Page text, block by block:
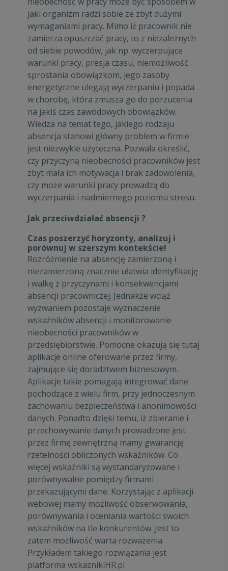
jaki organizm radzi sobie ze zbyt dużymi
wymaganiami pracy. Mimo iż pracownik nie
zamierza opuszczać pracy, to z niezależnych
od siebie powodów, jak np. wyczerpujące
warunki pracy, presja czasu, niemożliwość
sprostania obowiązkom, jego zasoby
energetyczne ulegają wyczerpaniu i popada
w chorobę, która zmusza go do porzucenia
na jakiś czas zawodowych obowiązków.
Wiedza na temat tego, jakiego rodzaju
absencja stanowi główny problem w firmie
jest niezwykle użyteczna. Pozwala określić,
czy przyczyną nieobecności pracowników jest
zbyt mała ich motywacja i brak zadowolenia,
czy może warunki pracy prowadzą do
wyczerpania i nadmiernego poziomu stresu.
Jak przeciwdziałać absencji ?
Czas poszerzyć horyzonty, analizuj i
porównuj w szerszym kontekście!
Rozróżnienie na absencję zamierzoną i
niezamierzoną znacznie ułatwia identyfikację
i walkę z przyczynami i konsekwencjami
absencji pracowniczej. Jednakże wciąż
wyzwaniem pozostaje wyznaczenie
wskaźników absencji i monitorowanie
nieobecności pracowników w
przedsiębiorstwie. Pomocne okazują się tutaj
aplikacje online oferowane przez firmy,
zajmujące się doradztwem biznesowym.
Aplikacje takie pomagają integrować dane
pochodzące z wielu firm, przy jednoczesnym
zachowaniu bezpieczeństwa i anonimowości
danych. Ponadto dzięki temu, iż zbieranie i
przechowywanie danych prowadzone jest
przez firmę zewnętrzną mamy gwarancję
rzetelności obliczonych wskaźników. Co
więcej wskaźniki są wystandaryzowane i
porównywalne pomiędzy firmami
przekazującymi dane. Korzystając z aplikacji
webowej mamy możliwość obserwowania,
porównywania i oceniania wartości swoich
wskaźników na tle konkurentów. Jest to
zatem możliwość warta rozważenia.
Przykładem takiego rozwiązania jest
platformawskaznikiHR.pl